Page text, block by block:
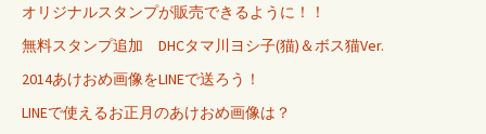
オリジナルスタンプが販売できるように！！
無料スタンプ追加 DHCタマ川ヨシ子(猫)＆ボス猫Ver.
2014あけおめ画像をLINEで送ろう！
LINEで使えるお正月のあけおめ画像は？